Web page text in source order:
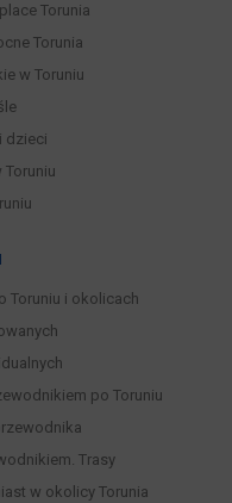
Torunia
Torunia
w Toruniu
dzieci
Toruniu i okolicach
po Toruniu
Trasy
w okolicy Torunia